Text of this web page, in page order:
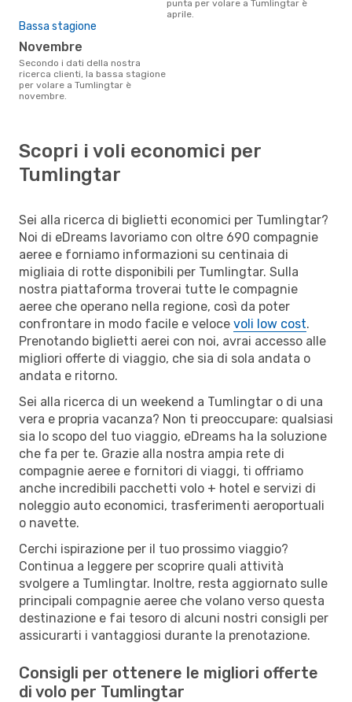
punta per volare a Tumlingtar è
aprile.
Bassa stagione
novembre
Secondo i dati della nostra
ricerca clienti, la bassa stagione
per volare a Tumlingtar è
novembre.
Scopri i voli economici per
Tumlingtar
Sei alla ricerca di biglietti economici per Tumlingtar?
Noi di eDreams lavoriamo con oltre 690 compagnie
aeree e forniamo informazioni su centinaia di
migliaia di rotte disponibili per Tumlingtar. Sulla
nostra piattaforma troverai tutte le compagnie
aeree che operano nella regione, così da poter
confrontare in modo facile e veloce voli low cost.
Prenotando biglietti aerei con noi, avrai accesso alle
migliori offerte di viaggio, che sia di sola andata o
andata e ritorno.
Sei alla ricerca di un weekend a Tumlingtar o di una
vera e propria vacanza? Non ti preoccupare: qualsiasi
sia lo scopo del tuo viaggio, eDreams ha la soluzione
che fa per te. Grazie alla nostra ampia rete di
compagnie aeree e fornitori di viaggi, ti offriamo
anche incredibili pacchetti volo + hotel e servizi di
noleggio auto economici, trasferimenti aeroportuali
o navette.
Cerchi ispirazione per il tuo prossimo viaggio?
Continua a leggere per scoprire quali attività
svolgere a Tumlingtar. Inoltre, resta aggiornato sulle
principali compagnie aeree che volano verso questa
destinazione e fai tesoro di alcuni nostri consigli per
assicurarti i vantaggiosi durante la prenotazione.
Consigli per ottenere le migliori offerte
di volo per Tumlingtar